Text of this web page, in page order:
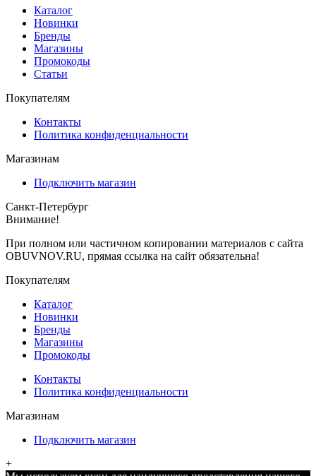
Каталог
Новинки
Бренды
Магазины
Промокоды
Статьи
Покупателям
Контакты
Политика конфиденциальности
Магазинам
Подключить магазин
Санкт-Петербург
Внимание!
При полном или частичном копировании материалов с сайта
OBUVNOV.RU, прямая ссылка на сайт обязательна!
Покупателям
Каталог
Новинки
Бренды
Магазины
Промокоды
Контакты
Политика конфиденциальности
Магазинам
Подключить магазин
+